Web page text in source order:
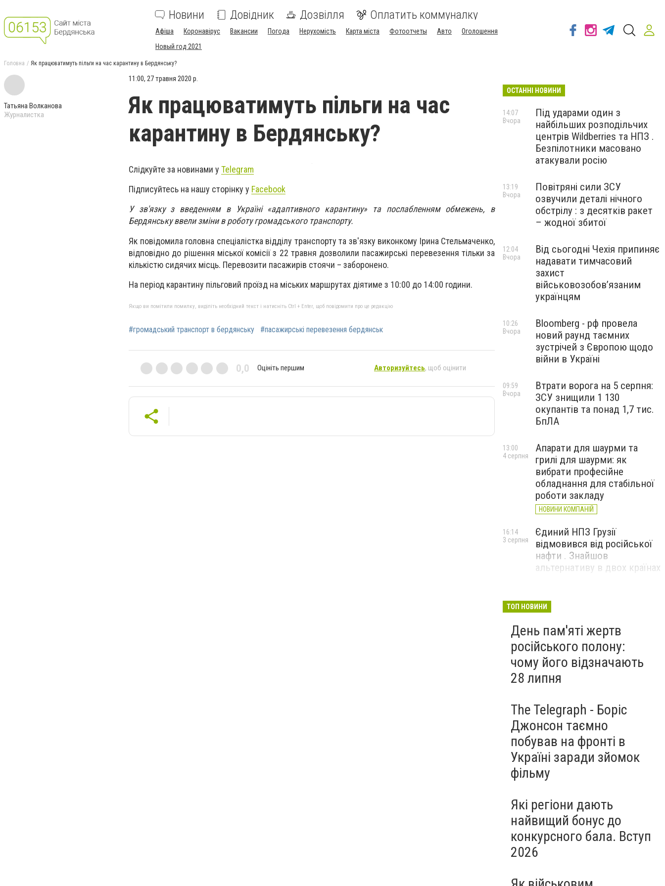
Новини Довідник Дозвілля Оплатить коммуналку
Афіша Коронавірус Вакансии Погода Нерухомість Карта міста Фотоотчеты Авто
Оголошення
Новый год 2021
Головна Як працюватимуть пільги на час карантину в Бердянську?
Татьяна Волканова
Журналистка
11:00, 27 травня 2020 р.
Як працюватимуть пільги на час
карантину в Бердянську?
Слідкуйте за новинами у Telegram
Підписуйтесь на нашу сторінку у Facebook
У зв'язку з введенням в Україні «адаптивного карантину» та послабленням обмежень, в
Бердянську ввели зміни в роботу громадського транспорту.
Як повідомила головна спеціалістка відділу транспорту та зв'язку виконкому Ірина Стельмаченко,
відповідно до рішення міської комісії з 22 травня дозволили пасажирські перевезення тільки за
кількістю сидячих місць. Перевозити пасажирів стоячи – заборонено.
На період карантину пільговий проїзд на міських маршрутах діятиме з 10:00 до 14:00 години.
Якщо ви помітили помилку, виділіть необхідний текст і натисніть Ctrl + Enter, щоб повідомити про це редакцію
#громадський транспорт в бердянську #пасажирські перевезення бердянськ
0,0 Оцініть першим Авторизуйтесь, щоб оцінити
ОСТАННІ НОВИНИ
Під ударами один з
найбільших розподільчих
центрів Wildberries та НПЗ .
Безпілотники масовано
атакували росію
14:07
Вчора
Повітряні сили ЗСУ
озвучили деталі нічного
обстрілу : з десятків ракет
– жодної збитої
13:19
Вчора
Від сьогодні Чехія припиняє
надавати тимчасовий
захист
військовозобов’язаним
українцям
12:04
Вчора
Bloomberg - рф провела
новий раунд таємних
зустрічей з Європою щодо
війни в Україні
10:26
Вчора
Втрати ворога на 5 серпня:
ЗСУ знищили 1 130
окупантів та понад 1,7 тис.
БпЛА
09:59
Вчора
Апарати для шаурми та
грилі для шаурми: як
вибрати професійне
обладнання для стабільної
роботи закладу
НОВИНИ КОМПАНІЙ
13:00
4 серпня
Єдиний НПЗ Грузії
відмовився від російської
нафти . Знайшов
альтернативу в двох країнах
16:14
3 серпня
ЗСУ на Wildberries . 200 млрд
рф
3 серпня
ТОП НОВИНИ
День пам'яті жертв
російського полону:
чому його відзначають
28 липня
The Telegraph - Боріс
Джонсон таємно
побував на фронті в
Україні заради зйомок
фільму
Які регіони дають
найвищий бонус до
конкурсного бала. Вступ
2026